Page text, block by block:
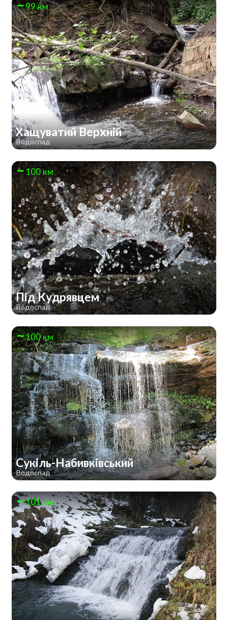
99 км
Хащуватий Верхній
Водоспад
100 км
Під Кудрявцем
Водоспад
100 км
Сукіль-Набивківський
Водоспад
101 км